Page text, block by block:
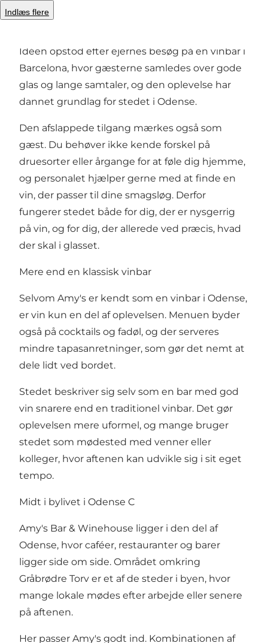
Indlæs flere
Mange vinbarer lægger vægt på vinfaglighed.
Idéen opstod efter ejernes besøg på en vinbar i
Barcelona, hvor gæsterne samledes over gode
glas og lange samtaler, og den oplevelse har
dannet grundlag for stedet i Odense.
Den afslappede tilgang mærkes også som
gæst. Du behøver ikke kende forskel på
druesorter eller årgange for at føle dig hjemme,
og personalet hjælper gerne med at finde en
vin, der passer til dine smagsløg. Derfor
fungerer stedet både for dig, der er nysgerrig
på vin, og for dig, der allerede ved præcis, hvad
der skal i glasset.
Mere end en klassisk vinbar
Selvom Amy's er kendt som en vinbar i Odense,
er vin kun en del af oplevelsen. Menuen byder
også på cocktails og fadøl, og der serveres
mindre tapasanretninger, som gør det nemt at
dele lidt ved bordet.
Stedet beskriver sig selv som en bar med god
vin snarere end en traditionel vinbar. Det gør
oplevelsen mere uformel, og mange bruger
stedet som mødested med venner eller
kolleger, hvor aftenen kan udvikle sig i sit eget
tempo.
Midt i bylivet i Odense C
Amy's Bar & Winehouse ligger i den del af
Odense, hvor caféer, restauranter og barer
ligger side om side. Området omkring
Gråbrødre Torv er et af de steder i byen, hvor
mange lokale mødes efter arbejde eller senere
på aftenen.
Her passer Amy's godt ind. Kombinationen af